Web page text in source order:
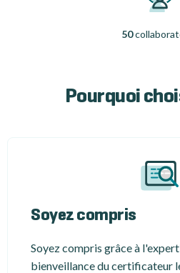
50
Pourquoi
Soyez compris
Soyez compris grâce à
bienveillance du certificateur